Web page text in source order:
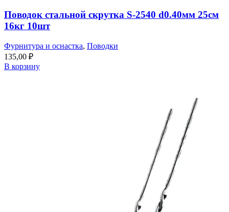
Поводок стальной скрутка S-2540 d0.40мм 25см
16кг 10шт
Фурнитура и оснастка, Поводки
135,00 ₽
В корзину